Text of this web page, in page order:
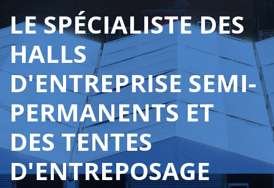
LE SPÉCIALISTE DES
HALLS
D'ENTREPRISE SEMI-
PERMANENTS ET
DES TENTES
D'ENTREPOSAGE